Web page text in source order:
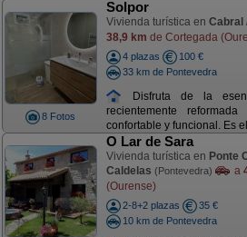
8 Fotos
Solpor
Vivienda turística en Cabral
38,9 km de Cortegada
4 plazas
100 €
33 km de Pontevedra
Disfruta de la
recientemente
confortable y funcional. Es
O Lar de Sara
Vivienda turística en Ponte
Caldelas (Pontevedra) a
(Ourense)
2-8+2 plazas
35 €
10 km de Pontevedra